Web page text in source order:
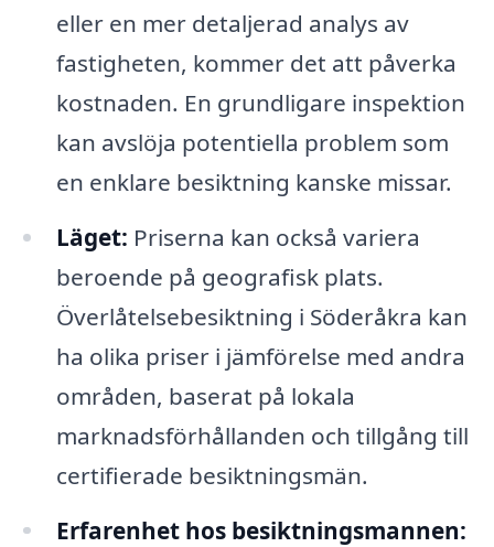
eller en mer detaljerad analys av
fastigheten, kommer det att påverka
kostnaden. En grundligare inspektion
kan avslöja potentiella problem som
en enklare besiktning kanske missar.
Läget: Priserna kan också variera
beroende på geografisk plats.
Överlåtelsebesiktning i Söderåkra kan
ha olika priser i jämförelse med andra
områden, baserat på lokala
marknadsförhållanden och tillgång till
certifierade besiktningsmän.
Erfarenhet hos besiktningsmannen: